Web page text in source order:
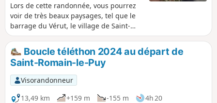
Lors de cette randonnée, vous pourrez
voir de très beaux paysages, tel que le
barrage du Vérut, le village de Saint-
Galmier et des parcs enlongeant la
Coise.Boucle téléthon 2024 au départ de
Saint-Romain-le-Puy
Visorandonneur
13,49 km
+159 m -155 m
4h 20